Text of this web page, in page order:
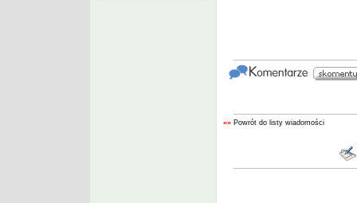
«« Powrót do listy wiadomości